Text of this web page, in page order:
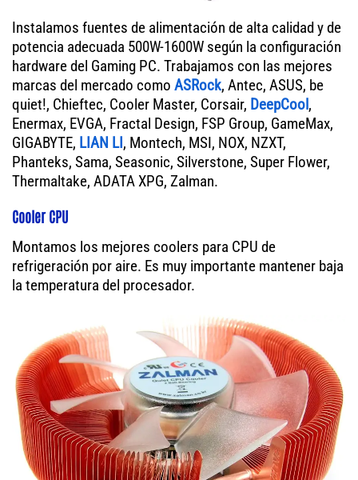
Instalamos fuentes de alimentación de alta calidad y de
potencia adecuada 500W-1600W según la configuración
hardware del Gaming PC. Trabajamos con las mejores
marcas del mercado como ASRock, Antec, ASUS, be
quiet!, Chieftec, Cooler Master, Corsair, DeepCool,
Enermax, EVGA, Fractal Design, FSP Group, GameMax,
GIGABYTE, LIAN LI, Montech, MSI, NOX, NZXT,
Phanteks, Sama, Seasonic, Silverstone, Super Flower,
Thermaltake, ADATA XPG, Zalman.
Cooler CPU
Montamos los mejores coolers para CPU de
refrigeración por aire. Es muy importante mantener baja
la temperatura del procesador.